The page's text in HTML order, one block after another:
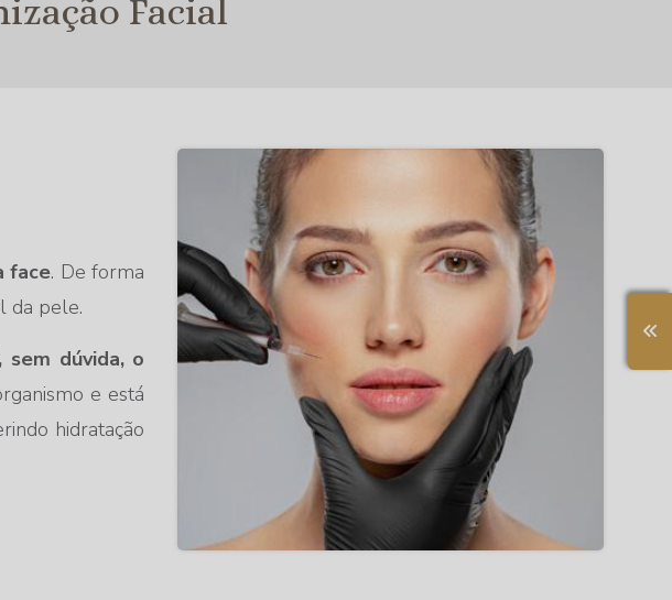
Facial
face. De forma
da pele.
dúvida, o
e está
hidratação